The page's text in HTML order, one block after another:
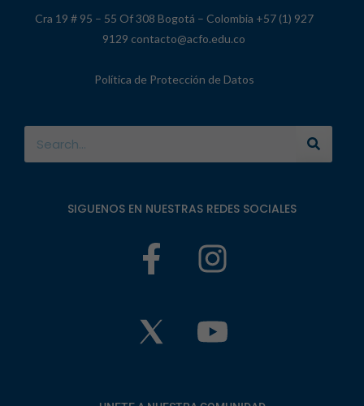
Cra 19 # 95 – 55 Of 308 Bogotá – Colombia +57 (1) 927
9129 contacto@acfo.edu.co
Política de Protección de Datos
SIGUENOS EN NUESTRAS REDES SOCIALES